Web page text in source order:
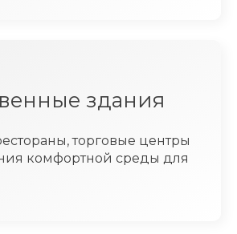
здания
торговые центры
комфортной среды для